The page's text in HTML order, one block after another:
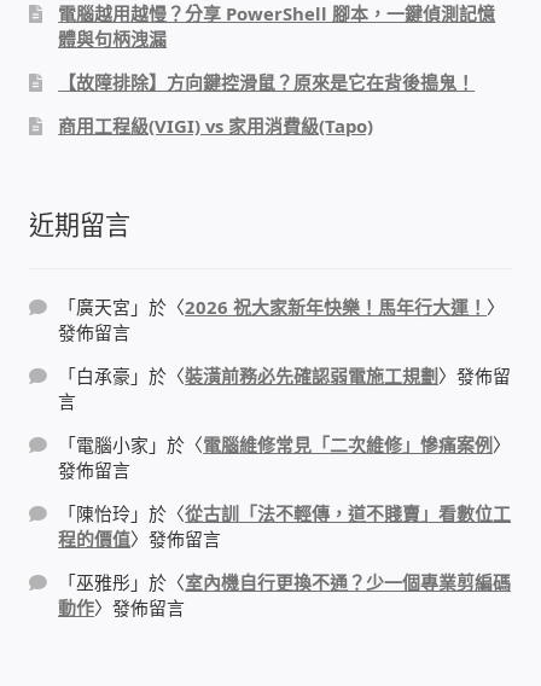
聯盟電子(LINEMEX)
網路型門口視訊對講機
感應式門鎖、電子鎖
電梯樓層刷卡管制
停車場、社區大樓 車道管制系統
風速傳感器+PLC自動控制
mOA雲考勤 指紋、卡片、手機APP GPS打卡
電腦越用越慢？分享 PowerShell 腳本，一鍵偵測記憶
體與句柄洩漏
【故障排除】方向鍵控滑鼠？原來是它在背後搗鬼！
商用工程級(VIGI) vs 家用消費級(Tapo)
近期留言
「廣天宮 」於〈2026 祝大家新年快樂！馬年行大運！ 〉
發佈留言
「白承豪 」於〈裝潢前務必先確認弱電施工規劃〉發佈留
言
「電腦小家 」於〈電腦維修常見「二次維修」慘痛案例〉
發佈留言
「陳怡玲 」於〈從古訓「法不輕傳，道不賤賣」看數位工
程的價值〉發佈留言
「巫雅彤 」於〈室內機自行更換不通？少一個專業剪編碼
動作〉發佈留言